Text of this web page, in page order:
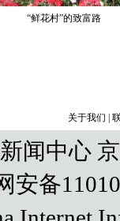
关于我们
闻中心
安备